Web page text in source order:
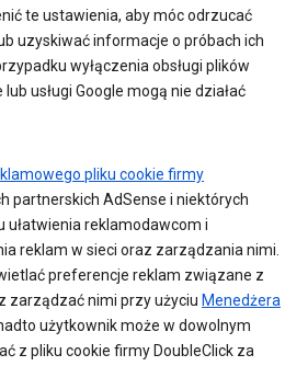
te ustawienia, aby móc odrzucać
uzyskiwać informacje o próbach ich
wyłączenia obsługi plików
usługi Google mogą nie działać
pliku cookie firmy
partnerskich AdSense i niektórych
ułatwienia reklamodawcom i
reklam w sieci oraz zarządzania nimi.
preferencje reklam związane z
zarządzać nimi przy użyciu Menedżera
użytkownik może w dowolnym
z pliku cookie firmy DoubleClick za